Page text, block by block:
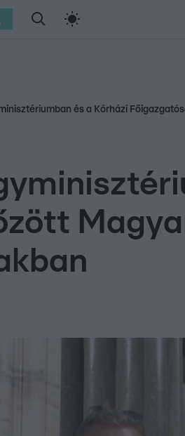
István Most Wanted
és a Kórházi